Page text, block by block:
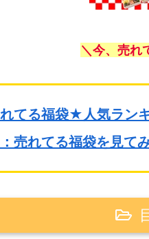
＼今、売れ
てる福袋★人気ラン
売れてる福袋を見て